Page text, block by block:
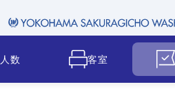
数 客室